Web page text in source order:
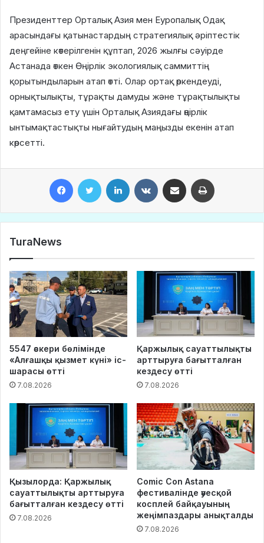
Президенттер Орталық Азия мен Еуропалық Одақ
арасындағы қатынастардың стратегиялық әріптестік
деңгейіне көтерілгенін құптап, 2026 жылғы сәуірде
Астанада өткен Өңірлік экологиялық саммиттің
қорытындыларын атап өтті. Олар ортақ өркендеуді,
орнықтылықты, тұрақты дамуды және тұрақтылықты
қамтамасыз ету үшін Орталық Азиядағы өңірлік
ынтымақтастықты нығайтудың маңызды екенін атап
көрсетті.
TuraNews
5547 әскери бөлімінде
«Алғашқы қызмет күні» іс-
шарасы өтті
7.08.2026
Қаржылық сауаттылықты
арттыруға бағытталған
кездесу өтті
7.08.2026
Қызылорда: Қаржылық
сауаттылықты арттыруға
бағытталған кездесу өтті
7.08.2026
Comic Con Astana
фестивалінде әуесқой
косплей байқауының
жеңімпаздары анықталды
7.08.2026